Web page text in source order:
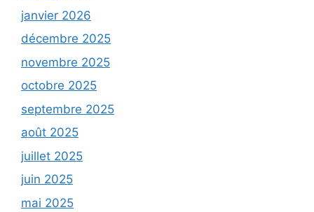
janvier 2026
décembre 2025
novembre 2025
octobre 2025
septembre 2025
août 2025
juillet 2025
juin 2025
mai 2025